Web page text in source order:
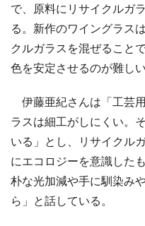
で、原料にリサイクルガ
る。新作のワイングラス
クルガラスを混ぜること
色を安定させるのが難し
伊藤亜紀さんは「工芸
ラスは細工がしにくい。
いる」とし、リサイクル
にエコロジーを意識した
朴な光加減や手に馴染み
ら」と話している。